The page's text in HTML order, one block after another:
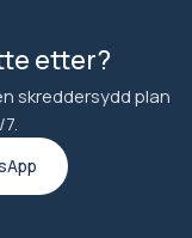
etter?
skreddersydd plan